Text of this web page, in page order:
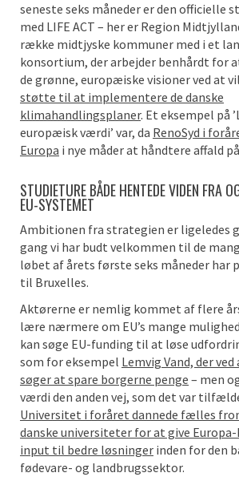
seneste seks måneder er den officielle
med LIFE ACT – her er Region
række midtjyske kommuner med i et
konsortium, der arbejder benhårdt for
de grønne, europæiske visioner ved at
støtte til at implementere de danske
klimahandlingsplaner. Et eksempel på
europæisk værdi’ var, da RenoSyd i
Europa i nye måder at håndtere affald
STUDIETURE BÅDE HENTEDE VIDEN FRA
EU-SYSTEMET
Ambitionen fra strategien er ligeledes
gang vi har budt velkommen til de
løbet af årets første seks måneder har
til Bruxelles.
Aktørerne er nemlig kommet af flere
lære nærmere om EU’s mange
kan søge EU-funding til at løse
som for eksempel Lemvig Vand, der ved
søger at spare borgerne penge – men
værdi den anden vej, som det var
Universitet i foråret dannede fælles
danske universiteter for at give
input til bedre løsninger inden for den
fødevare- og landbrugssektor.